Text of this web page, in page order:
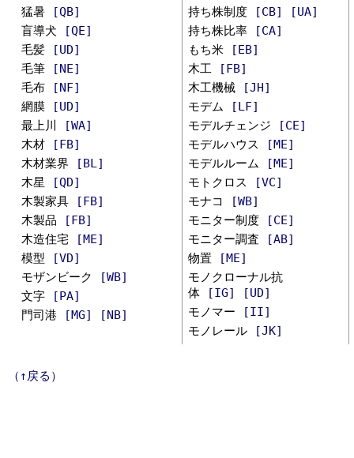
猛暑
[QB]
盲導犬
[QE]
毛髪
[UD]
毛筆
[NE]
毛布
[NF]
網膜
[UD]
最上川
[WA]
木材
[FB]
木材業界
[BL]
木星
[QD]
木製家具
[FB]
木製品
[FB]
木造住宅
[ME]
模型
[VD]
モザンビーク
[WB]
文字
[PA]
門司港
[MG] [NB]
持ち株制度
[CB]
[UA]
持ち株比率
[CA]
もち米
[EB]
木工
[FB]
木工機械
[JH]
モデム
[LF]
モデルチェンジ
[CE]
モデルハウス
[ME]
モデルルーム
[ME]
モトクロス
[VC]
モナコ
[WB]
モニター制度
[CE]
モニター調査
[AB]
物置
[ME]
モノクローナル抗
体
[IG]
[UD]
モノマー
[II]
モノレール
[JK]
（↑戻る）